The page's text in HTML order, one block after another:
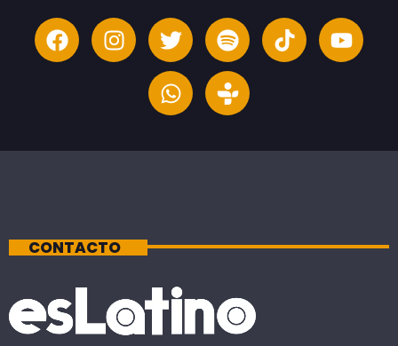
CONTACTO